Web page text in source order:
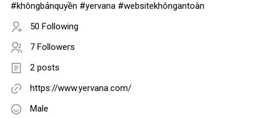
#khôngbảnquyền #yervana #websitekhôngantoàn
50 Following
7 Followers
2 posts
https://www.yervana.com/
Male